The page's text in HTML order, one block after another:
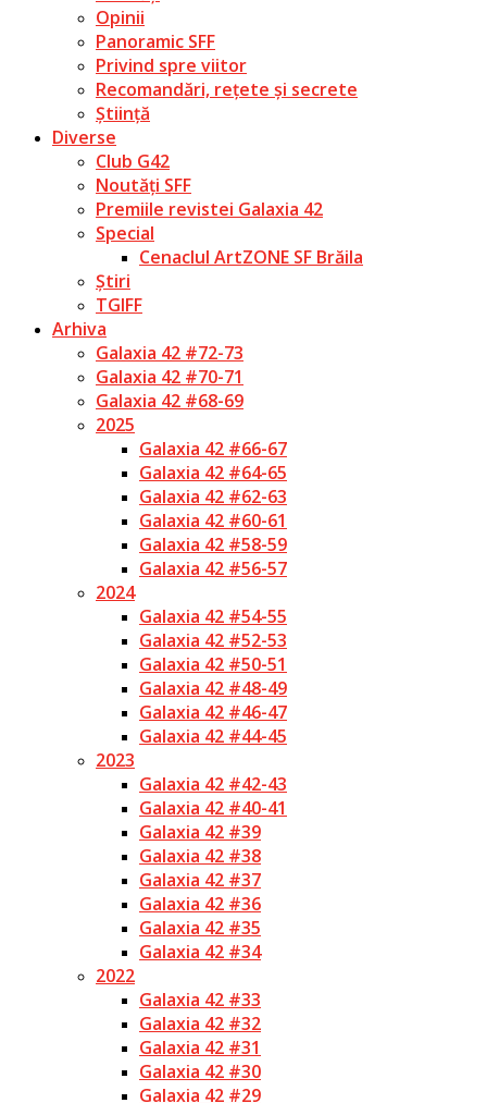
Opinii
Panoramic SFF
Privind spre viitor
Recomandări, rețete și secrete
Știință
Diverse
Club G42
Noutăți SFF
Premiile revistei Galaxia 42
Special
Cenaclul ArtZONE SF Brăila
Știri
TGIFF
Arhiva
Galaxia 42 #72-73
Galaxia 42 #70-71
Galaxia 42 #68-69
2025
Galaxia 42 #66-67
Galaxia 42 #64-65
Galaxia 42 #62-63
Galaxia 42 #60-61
Galaxia 42 #58-59
Galaxia 42 #56-57
2024
Galaxia 42 #54-55
Galaxia 42 #52-53
Galaxia 42 #50-51
Galaxia 42 #48-49
Galaxia 42 #46-47
Galaxia 42 #44-45
2023
Galaxia 42 #42-43
Galaxia 42 #40-41
Galaxia 42 #39
Galaxia 42 #38
Galaxia 42 #37
Galaxia 42 #36
Galaxia 42 #35
Galaxia 42 #34
2022
Galaxia 42 #33
Galaxia 42 #32
Galaxia 42 #31
Galaxia 42 #30
Galaxia 42 #29